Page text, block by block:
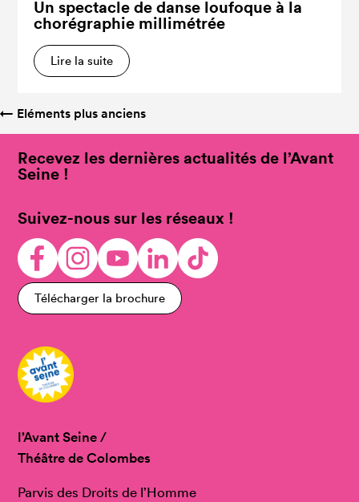
Un spectacle de danse loufoque à la
chorégraphie millimétrée
Lire la suite
← Eléments plus anciens
Recevez les dernières actualités de l’Avant
Seine !
Suivez-nous sur les réseaux !
Télécharger la brochure
l’Avant Seine /
Théâtre de Colombes
Parvis des Droits de l’Homme